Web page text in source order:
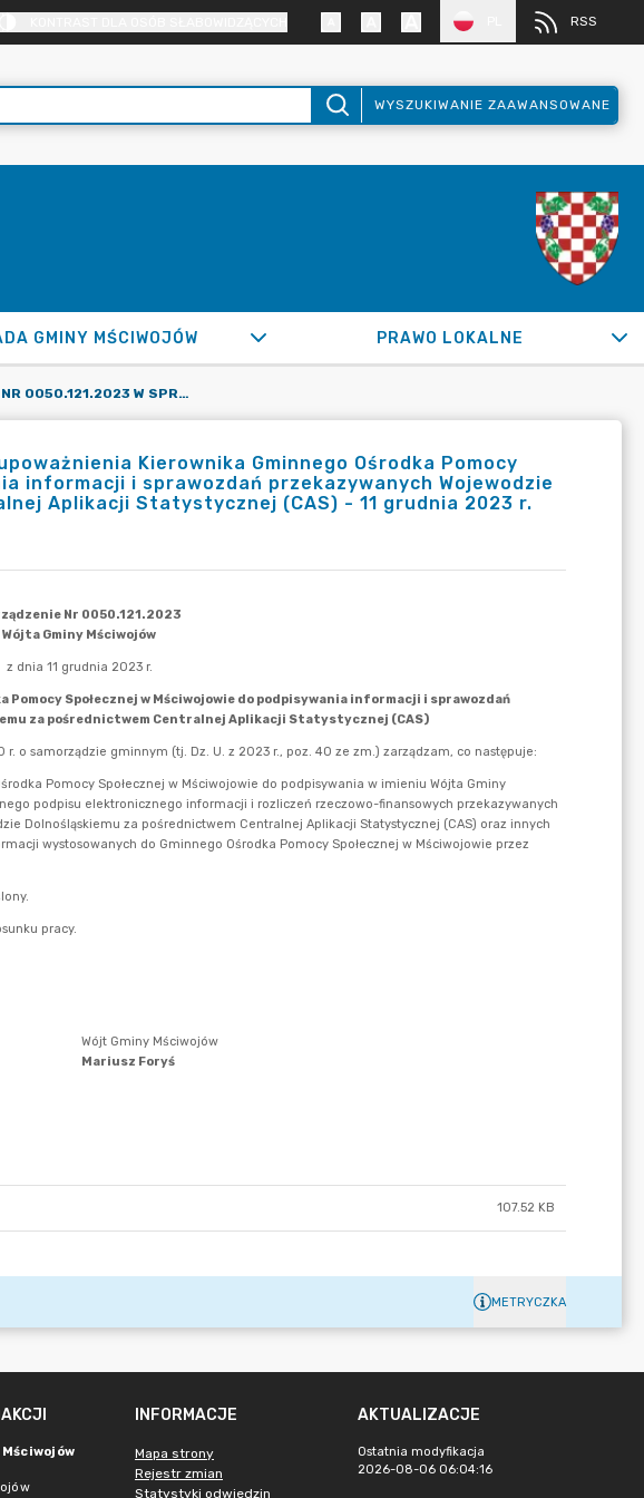
RSS
WYSZUKIWANIE ZAAWANSOWANE
GMINY MŚCIWOJÓW PRAWO LOKALNE
ZARZĄDZENIE NR 0050.121.2023 W SPRAWIE UPOWAŻNIENIA KIEROWNIKA GMINNEGO OŚRODKA POMOCY SPOŁECZNEJ W MŚCIWOJOWIE DO PODPISYWANIA INFORMACJI I SPRAWOZDAŃ PRZEKAZYWANYCH WOJEWODZIE DOLNOŚLĄSKIEMU ZA POŚREDNICTWEM CENTRALNEJ APLIKACJI STATYSTYCZNEJ (CAS) - 11 GRUDNIA 2023 R.
Kierownika Gminnego Ośrodka Pomocy
informacji i sprawozdań przekazywanych Wojewodzie
Aplikacji Statystycznej (CAS) - 11 grudnia 2023 r.
107.52 KB
METRYCZKA
INFORMACJE
Mapa strony
Rejestr zmian
Statystyki odwiedzin
AKTUALIZACJE
Ostatnia modyfikacja
2026-08-06 06:04:16